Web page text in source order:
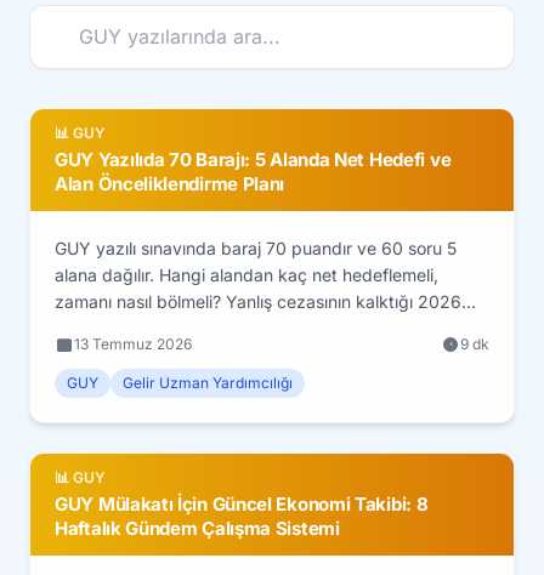
📊 GUY
GUY Yazılıda 70 Barajı: 5 Alanda Net Hedefi ve
Alan Önceliklendirme Planı
GUY yazılı sınavında baraj 70 puandır ve 60 soru 5
alana dağılır. Hangi alandan kaç net hedeflemeli,
zamanı nasıl bölmeli? Yanlış cezasının kalktığı 2026
planı.
13 Temmuz 2026 9 dk
GUY Gelir Uzman Yardımcılığı
📊 GUY
GUY Mülakatı İçin Güncel Ekonomi Takibi: 8
Haftalık Gündem Çalışma Sistemi